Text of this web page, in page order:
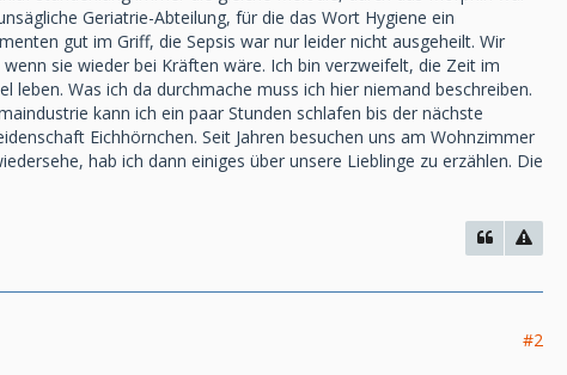
Geriatrie-Abteilung, für die das Wort Hygiene ein
gut im Griff, die Sepsis war nur leider nicht ausgeheilt. Wir
sie wieder bei Kräften wäre. Ich bin verzweifelt, die Zeit im
Was ich da durchmache muss ich hier niemand beschreiben.
kann ich ein paar Stunden schlafen bis der nächste
Eichhörnchen. Seit Jahren besuchen uns am Wohnzimmer
hab ich dann einiges über unsere Lieblinge zu erzählen. Die
#2